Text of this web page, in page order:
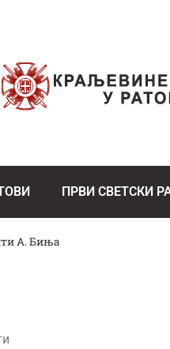
ПРВИ СВЕТСКИ
А. Биња